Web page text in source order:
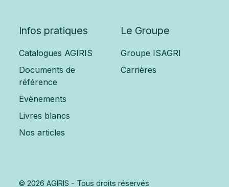
Infos pratiques
Catalogues AGIRIS
Documents de
référence
Evènements
Livres blancs
Nos articles
Le Groupe
Groupe ISAGRI
Carrières
© 2026 AGIRIS - Tous droits réservés